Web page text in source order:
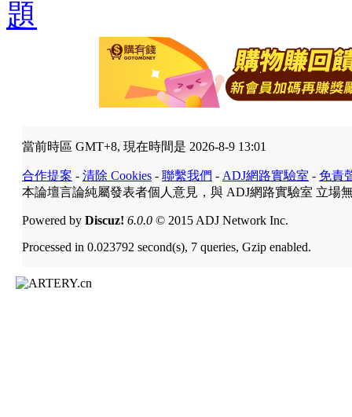
當前時區 GMT+8, 現在時間是 2026-8-9 13:01
合作提案 - 清除 Cookies - 聯繫我們 - ADJ網路實驗室 - 免責
本論壇言論純屬發表者個人意見，與 ADJ網路實驗室 立場
Powered by Discuz! 6.0.0 © 2015 ADJ Network Inc.
Processed in 0.023792 second(s), 7 queries, Gzip enabled.